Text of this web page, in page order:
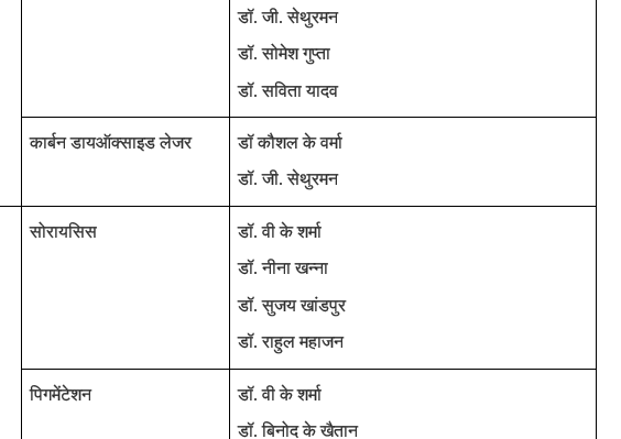
डॉ. जी. सेथुरमन
डॉ. सोमेश गुप्ता
डॉ. सविता यादव
कार्बन डायऑक्‍साइड लेजर
डॉ कौशल के वर्मा
डॉ. जी. सेथुरमन
सोरायसिस
डॉ. वी के शर्मा
डॉ. नीना खन्ना
डॉ. सुजय खांडपुर
डॉ. राहुल महाजन
पिगमेंटेशन
डॉ. वी के शर्मा
डॉ. बिनोद के खैतान